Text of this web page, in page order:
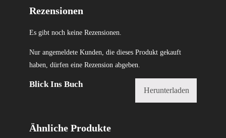
Rezensionen
Es gibt noch keine Rezensionen.
Nur angemeldete Kunden, die dieses Produkt gekauft
haben, dürfen eine Rezension abgeben.
Blick Ins Buch
Herunterladen
Ähnliche Produkte